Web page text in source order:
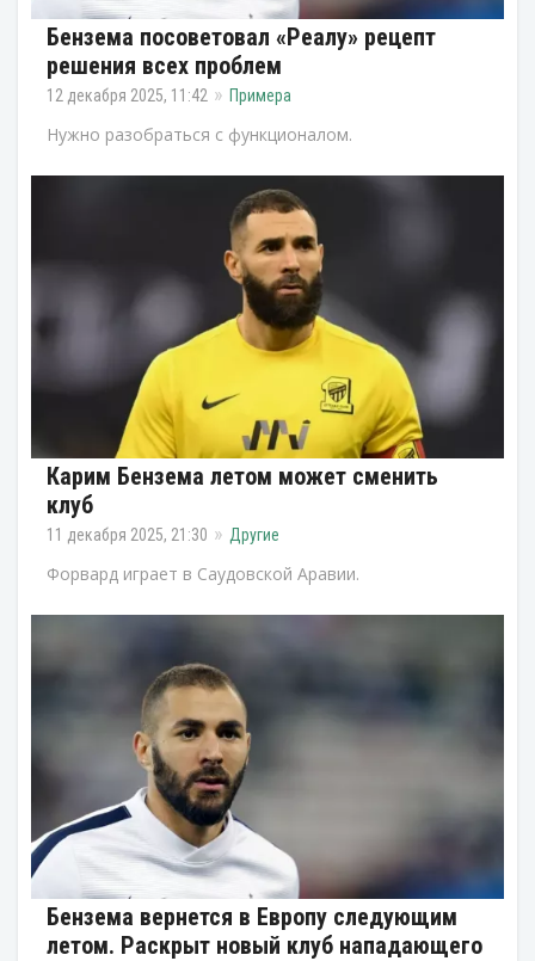
Бензема посоветовал «Реалу» рецепт
решения всех проблем
12 декабря 2025, 11:42 Примера
Нужно разобраться с функционалом.
Карим Бензема летом может сменить
клуб
11 декабря 2025, 21:30 Другие
Форвард играет в Саудовской Аравии.
Бензема вернется в Европу следующим
летом. Раскрыт новый клуб нападающего